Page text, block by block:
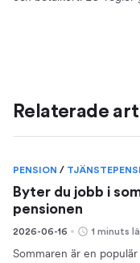
Relaterade
PENSION /
Byter du jobb i
pensionen
2026-06-16 1 minuts
Sommaren är en